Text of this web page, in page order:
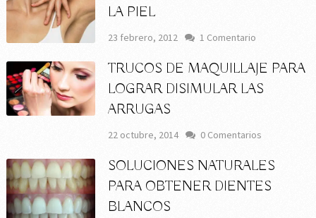
LA PIEL
23 febrero, 2012 1 Comentario
TRUCOS DE MAQUILLAJE PARA
LOGRAR DISIMULAR LAS
ARRUGAS
22 octubre, 2014 0 Comentarios
SOLUCIONES NATURALES
PARA OBTENER DIENTES
BLANCOS